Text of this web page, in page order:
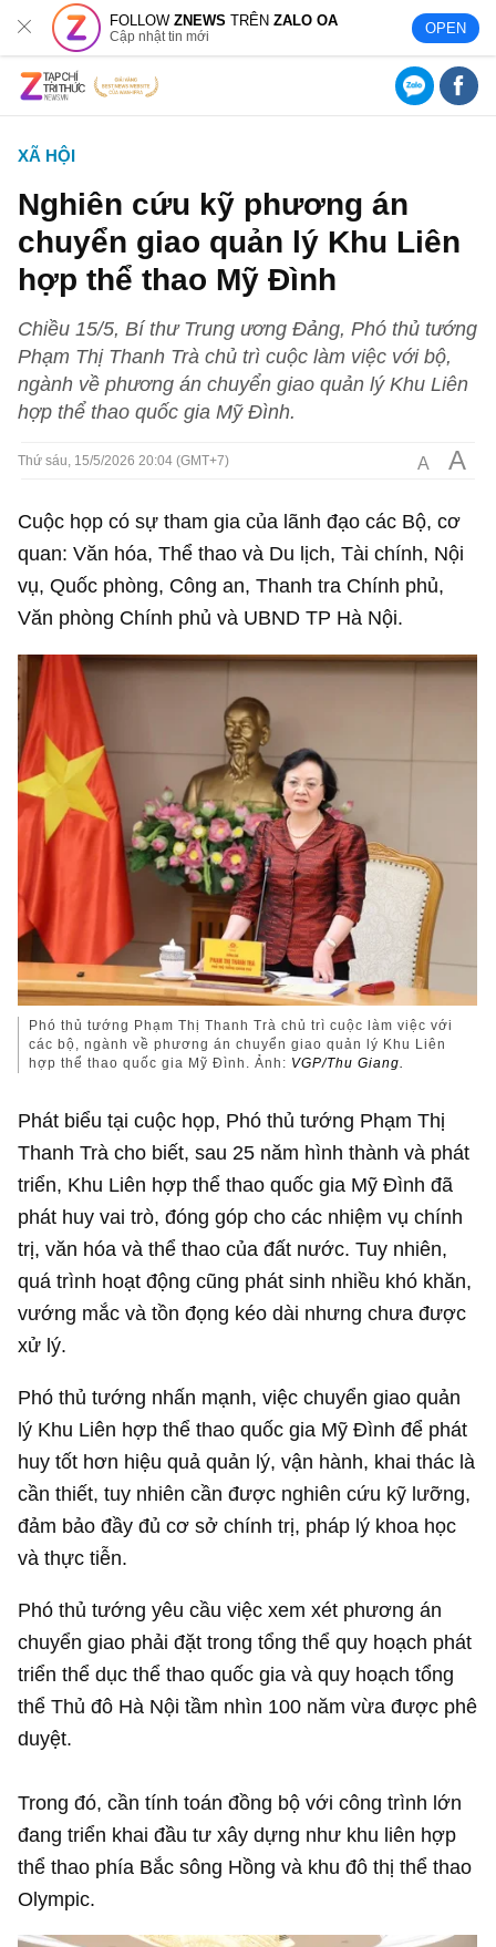
FOLLOWZNEWS TRÊNZALO OA
Cập nhật tin mới OPEN
XÃ HỘI
Nghiên cứu kỹ phương án
chuyển giao quản lý Khu Liên
hợp thể thao Mỹ Đình
Chiều 15/5, Bí thư Trung ương Đảng, Phó thủ tướng
Phạm Thị Thanh Trà chủ trì cuộc làm việc với bộ,
ngành về phương án chuyển giao quản lý Khu Liên
hợp thể thao quốc gia Mỹ Đình.
Thứ sáu, 15/5/2026 20:04 (GMT+7) A A
Cuộc họp có sự tham gia của lãnh đạo các Bộ, cơ
quan: Văn hóa, Thể thao và Du lịch, Tài chính, Nội
vụ, Quốc phòng, Công an, Thanh tra Chính phủ,
Văn phòng Chính phủ và UBND TP Hà Nội.
Phó thủ tướng Phạm Thị Thanh Trà chủ trì cuộc làm việc với
các bộ, ngành về phương án chuyển giao quản lý Khu Liên
hợp thể thao quốc gia Mỹ Đình. Ảnh: VGP/Thu Giang.
Phát biểu tại cuộc họp, Phó thủ tướng Phạm Thị
Thanh Trà cho biết, sau 25 năm hình thành và phát
triển, Khu Liên hợp thể thao quốc gia Mỹ Đình đã
phát huy vai trò, đóng góp cho các nhiệm vụ chính
trị, văn hóa và thể thao của đất nước. Tuy nhiên,
quá trình hoạt động cũng phát sinh nhiều khó khăn,
vướng mắc và tồn đọng kéo dài nhưng chưa được
xử lý.
Phó thủ tướng nhấn mạnh, việc chuyển giao quản
lý Khu Liên hợp thể thao quốc gia Mỹ Đình để phát
huy tốt hơn hiệu quả quản lý, vận hành, khai thác là
cần thiết, tuy nhiên cần được nghiên cứu kỹ lưỡng,
đảm bảo đầy đủ cơ sở chính trị, pháp lý khoa học
và thực tiễn.
Phó thủ tướng yêu cầu việc xem xét phương án
chuyển giao phải đặt trong tổng thể quy hoạch phát
triển thể dục thể thao quốc gia và quy hoạch tổng
thể Thủ đô Hà Nội tầm nhìn 100 năm vừa được phê
duyệt.
Trong đó, cần tính toán đồng bộ với công trình lớn
đang triển khai đầu tư xây dựng như khu liên hợp
thể thao phía Bắc sông Hồng và khu đô thị thể thao
Olympic.